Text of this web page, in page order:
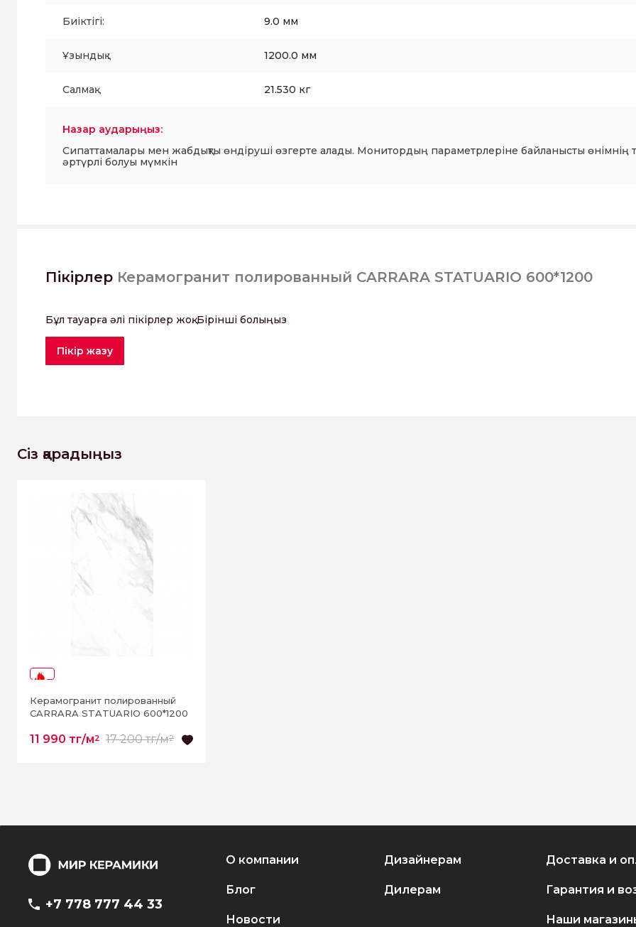
Биіктігі: 9.0 мм
Ұзындық : 1200.0 мм
Салмақ: 21.530 кг
Назар аударыңыз:
Сипаттамалары мен жабдықты өндіруші өзгерте алады. Монитордың параметрлеріне байланысты өнімнің
әртүрлі болуы мүмкін
Пікірлер Керамогранит полированный CARRARA STATUARIO 600*1200
Бұл тауарға әлі пікірлер жоқ. Бірінші болыңыз
Пікір жазу
Сіз қарадыңыз
Керамогранит полированный
CARRARA STATUARIO 600*1200
11 990 тг/м2 17 200 тг/м2
+7 778 777 44 33
О компании
Блог
Новости
Дизайнерам
Дилерам
Доставка и
Гарантия и
Наши